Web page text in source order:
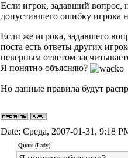
Если игрок, задавший вопрос,
допустившего ошибку игрока
Если же игрока, задавшего
поста есть ответы других
неверным ответом
Я понятно объясняю?
Но данные правила будут
Date: Среда, 2007-01-31, 9:18
Quote(Lady)